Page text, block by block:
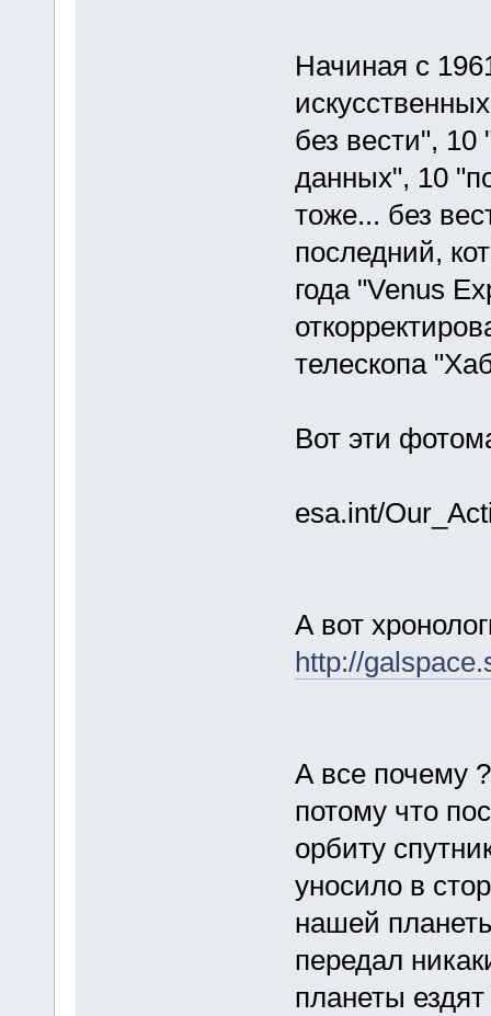
Начиная с
без вести",
данных", 10
тоже... без
последний,
года "Venus
телескопа
Вот эти
esa.int/
А вот
http://
А все почему ?
потому что
орбиту
уносило в
нашей
передал
планеты